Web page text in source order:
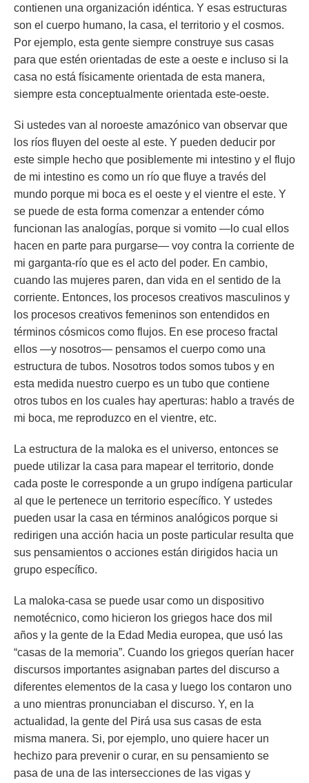
contienen una organización idéntica. Y esas estructuras
son el cuerpo humano, la casa, el territorio y el cosmos.
Por ejemplo, esta gente siempre construye sus casas
para que estén orientadas de este a oeste e incluso si la
casa no está físicamente orientada de esta manera,
siempre esta conceptualmente orientada este-oeste.
Si ustedes van al noroeste amazónico van observar que
los ríos fluyen del oeste al este. Y pueden deducir por
este simple hecho que posiblemente mi intestino y el flujo
de mi intestino es como un río que fluye a través del
mundo porque mi boca es el oeste y el vientre el este. Y
se puede de esta forma comenzar a entender cómo
funcionan las analogías, porque si vomito —lo cual ellos
hacen en parte para purgarse— voy contra la corriente de
mi garganta-río que es el acto del poder. En cambio,
cuando las mujeres paren, dan vida en el sentido de la
corriente. Entonces, los procesos creativos masculinos y
los procesos creativos femeninos son entendidos en
términos cósmicos como flujos. En ese proceso fractal
ellos —y nosotros— pensamos el cuerpo como una
estructura de tubos. Nosotros todos somos tubos y en
esta medida nuestro cuerpo es un tubo que contiene
otros tubos en los cuales hay aperturas: hablo a través de
mi boca, me reproduzco en el vientre, etc.
La estructura de la maloka es el universo, entonces se
puede utilizar la casa para mapear el territorio, donde
cada poste le corresponde a un grupo indígena particular
al que le pertenece un territorio específico. Y ustedes
pueden usar la casa en términos analógicos porque si
redirigen una acción hacia un poste particular resulta que
sus pensamientos o acciones están dirigidos hacia un
grupo específico.
La maloka-casa se puede usar como un dispositivo
nemotécnico, como hicieron los griegos hace dos mil
años y la gente de la Edad Media europea, que usó las
“casas de la memoria”. Cuando los griegos querían hacer
discursos importantes asignaban partes del discurso a
diferentes elementos de la casa y luego los contaron uno
a uno mientras pronunciaban el discurso. Y, en la
actualidad, la gente del Pirá usa sus casas de esta
misma manera. Si, por ejemplo, uno quiere hacer un
hechizo para prevenir o curar, en su pensamiento se
pasa de una de las intersecciones de las vigas y